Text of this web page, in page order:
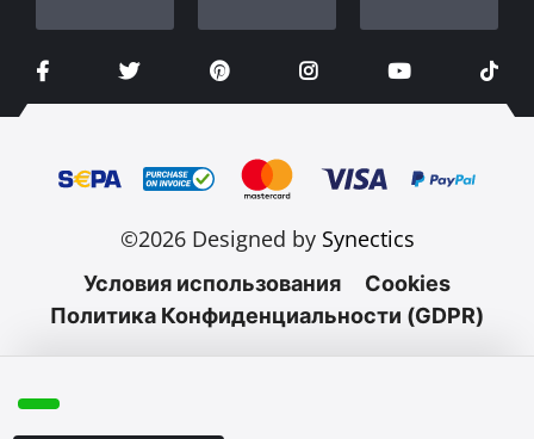
©2026 Designed by Synectics
Условия использования
Cookies
Политика Конфиденциальности (GDPR)